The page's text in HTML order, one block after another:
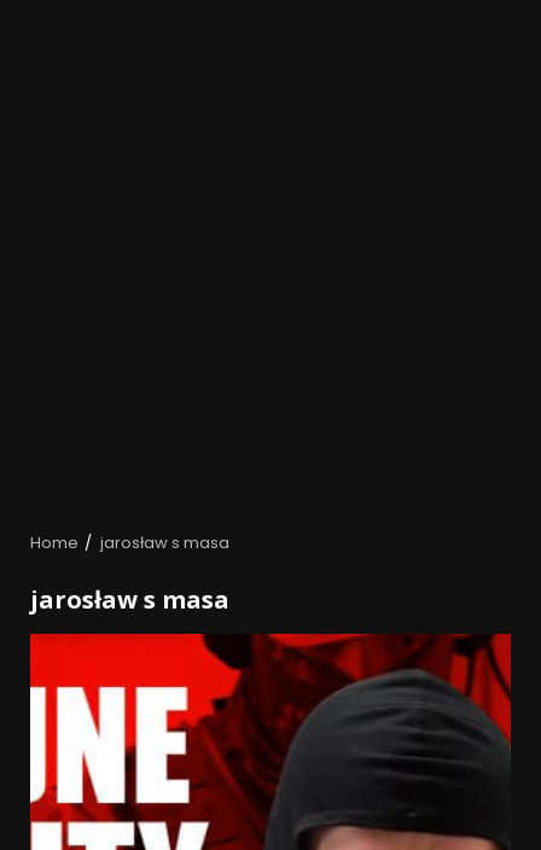
Home jarosław s masa
jarosław s masa